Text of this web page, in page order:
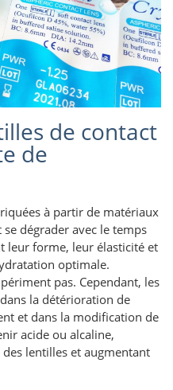
de contact
de
à partir de matériaux
dégrader avec le temps
leur forme, leur élasticité et
optimale.
pas. Cependant, les
la détérioration de
et dans la modification de
acide ou alcaline,
lentilles et augmentant